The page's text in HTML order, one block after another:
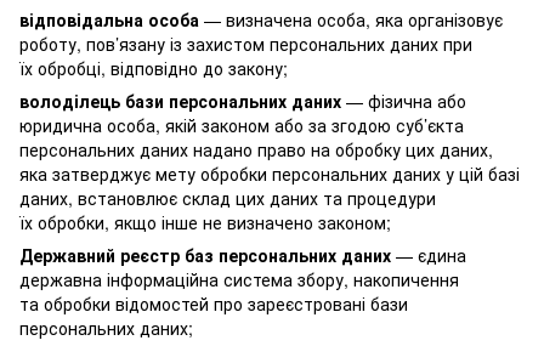
відповідальна особа — визначена особа, яка організовує
роботу, пов’язану із захистом персональних даних при
їх обробці, відповідно до закону;
володілець бази персональних даних — фізична або
юридична особа, якій законом або за згодою суб’єкта
персональних даних надано право на обробку цих даних,
яка затверджує мету обробки персональних даних у цій базі
даних, встановлює склад цих даних та процедури
їх обробки, якщо інше не визначено законом;
Державний реєстр баз персональних даних — єдина
державна інформаційна система збору, накопичення
та обробки відомостей про зареєстровані бази
персональних даних;